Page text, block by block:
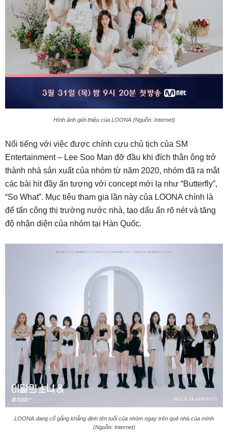
Hình ảnh giới thiệu của LOONA (Nguồn: Internet)
Nổi tiếng với việc được chính cựu chủ tịch của SM
Entertainment – Lee Soo Man đỡ đầu khi đích thân ông trở
thành nhà sản xuất của nhóm từ năm 2020, nhóm đã ra mắt
các bài hit đầy ấn tượng với concept mới lạ như “Butterfly”,
“So What”. Mục tiêu tham gia lần này của LOONA chính là
để tấn công thị trường nước nhà, tạo dấu ấn rõ nét và tăng
độ nhận diện của nhóm tại Hàn Quốc.
LOONA đang cố gắng khẳng định tên tuổi của nhóm ngay trên quê nhà của mình
(Nguồn: Internet)